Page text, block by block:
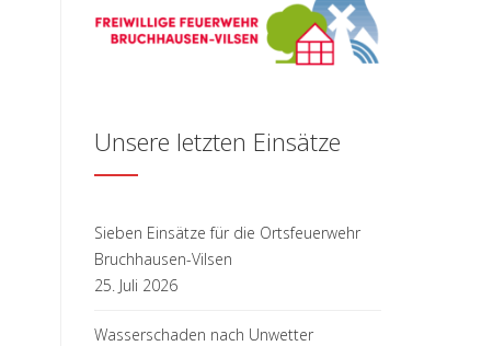
Unsere letzten Einsätze
Sieben Einsätze für die Ortsfeuerwehr
Bruchhausen-Vilsen
25. Juli 2026
Wasserschaden nach Unwetter